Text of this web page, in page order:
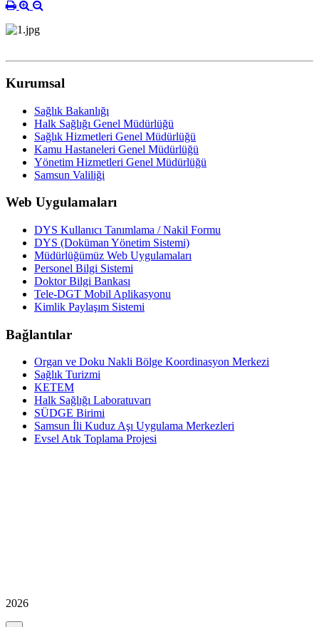
Kurumsal
Sağlık Bakanlığı
Halk Sağlığı Genel Müdürlüğü
Sağlık Hizmetleri Genel Müdürlüğü
Kamu Hastaneleri Genel Müdürlüğü
Yönetim Hizmetleri Genel Müdürlüğü
Samsun Valiliği
Web Uygulamaları
DYS Kullanıcı Tanımlama / Nakil Formu
DYS (Doküman Yönetim Sistemi)
Müdürlüğümüz Web Uygulamaları
Personel Bilgi Sistemi
Doktor Bilgi Bankası
Tele-DGT Mobil Aplikasyonu
Kimlik Paylaşım Sistemi
Bağlantılar
Organ ve Doku Nakli Bölge Koordinasyon Merkezi
Sağlık Turizmi
KETEM
Halk Sağlığı Laboratuvarı
SÜDGE Birimi
Samsun İli Kuduz Aşı Uygulama Merkezleri
Evsel Atık Toplama Projesi
2026